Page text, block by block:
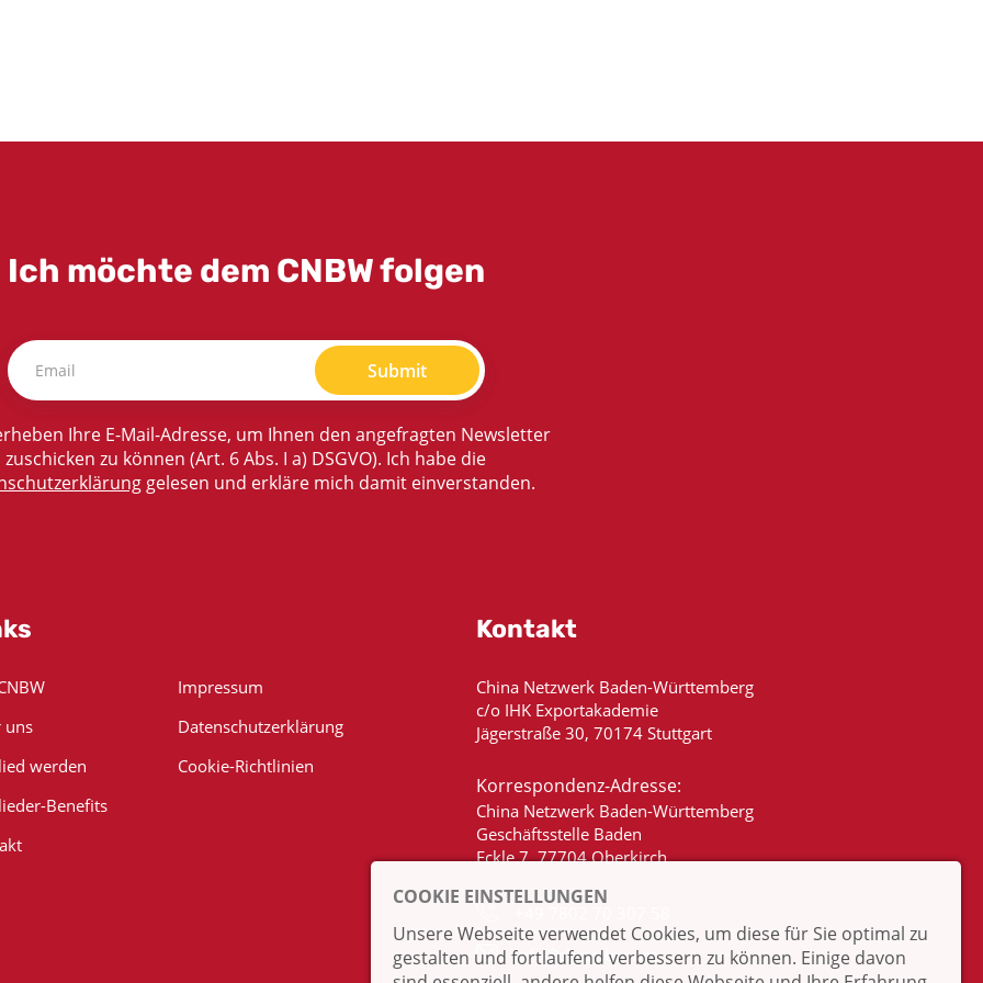
Ich möchte dem CNBW folgen
Submit
Ihre E-Mail-Adresse, um Ihnen den angefragten Newsletter
zuschicken zu können (Art. 6 Abs. I a) DSGVO). Ich habe die
gelesen und erkläre mich damit einverstanden.
uns
werden
Benefits
Impressum
Datenschutzerklärung
Cookie-Richtlinien
Kontakt
China Netzwerk Baden-Württemberg
c/o IHK Exportakademie
Jägerstraße 30, 70174 Stuttgart
Korrespondenz-Adresse:
China Netzwerk Baden-Württemberg
Geschäftsstelle Baden
Eckle 7, 77704 Oberkirch
info@china-bw.net
COOKIE EINSTELLUNGEN
Unsere Webseite verwendet Cookies, um diese für Sie optimal zu
gestalten und fortlaufend verbessern zu können. Einige davon